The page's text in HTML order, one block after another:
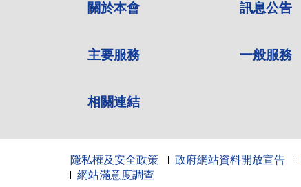
關於本會 訊息公告
主要服務 一般服務
相關連結
隱私權及安全政策 政府網站資料開放宣告
網站滿意度調查